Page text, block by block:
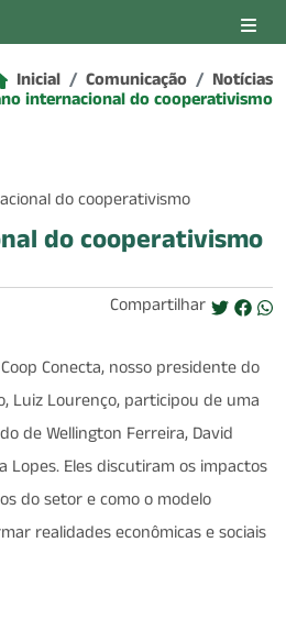
Inicial Comunicação Notícias
internacional do cooperativismo
do cooperativismo
Compartilhar
Conecta, nosso presidente do
Luiz Lourenço, participou de uma
de Wellington Ferreira, David
Lopes. Eles discutiram os impactos
do setor e como o modelo
realidades econômicas e sociais